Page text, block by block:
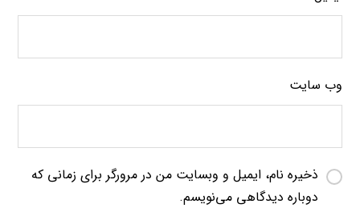
وب‌ سایت
ذخیره نام، ایمیل و وبسایت من در مرورگر برای زمانی که
دوباره دیدگاهی می‌نویسم.